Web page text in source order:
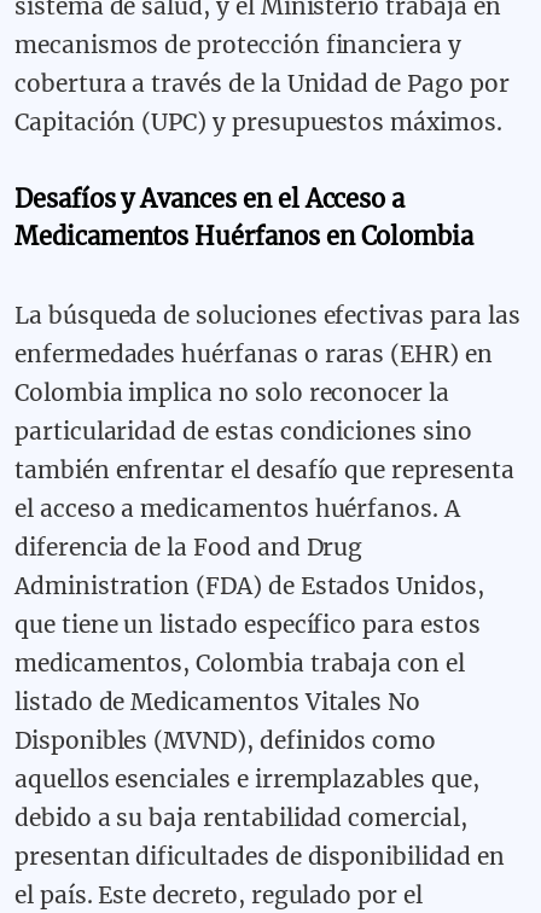
mecanismos de protección financiera y
cobertura a través de la Unidad de Pago por
Capitación (UPC) y presupuestos máximos.
Desafíos y Avances en el Acceso a
Medicamentos Huérfanos en Colombia
La búsqueda de soluciones efectivas para las
enfermedades huérfanas o raras (EHR) en
Colombia implica no solo reconocer la
particularidad de estas condiciones sino
también enfrentar el desafío que representa
el acceso a medicamentos huérfanos. A
diferencia de la Food and Drug
Administration (FDA) de Estados Unidos,
que tiene un listado específico para estos
medicamentos, Colombia trabaja con el
listado de Medicamentos Vitales No
Disponibles (MVND), definidos como
aquellos esenciales e irremplazables que,
debido a su baja rentabilidad comercial,
presentan dificultades de disponibilidad en
el país. Este decreto, regulado por el